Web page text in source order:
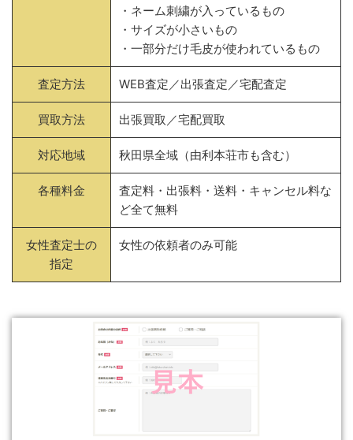
・ネーム刺繍が入っているもの
・サイズが小さいもの
・一部分だけ毛皮が使われているもの
査定方法 WEB査定／出張査定／宅配査定
買取方法 出張買取／宅配買取
対応地域 秋田県全域（由利本荘市も含む）
各種料金
査定料・出張料・送料・キャンセル料な
ど全て無料
女性査定士の
指定
女性の依頼者のみ可能